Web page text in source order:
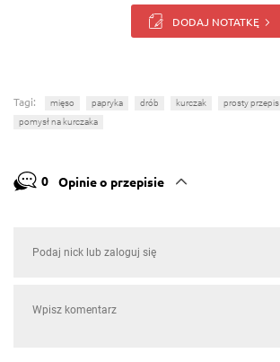
DODAJ NOTATKĘ
Tagi: mięso papryka drób kurczak prosty przepis
pomysł na kurczaka
0 Opinie o przepisie